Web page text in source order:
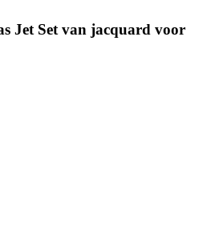
Jet Set van jacquard voor